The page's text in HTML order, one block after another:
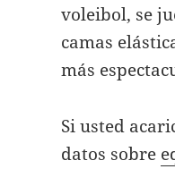
voleibol, se
camas
más
Si usted
datos sobre